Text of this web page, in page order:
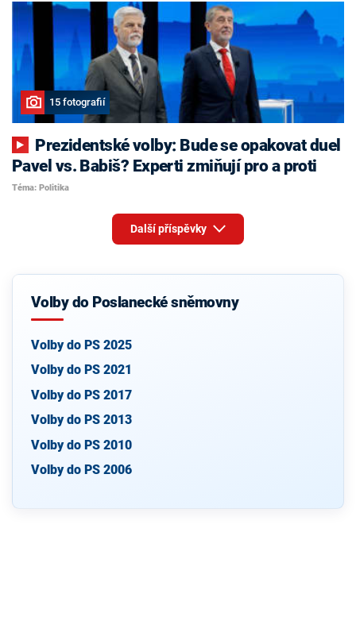
15 fotografií
Pavel vs. Babiš? Experti zmiňují pro a proti
Téma: Politika
Další příspěvky
Volby do Poslanecké sněmovny
Volby do PS 2025
Volby do PS 2021
Volby do PS 2017
Volby do PS 2013
Volby do PS 2010
Volby do PS 2006